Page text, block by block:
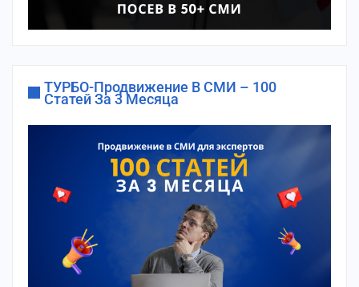
ТУРБО-Продвижение В СМИ – 100
Статей За 3 Месяца